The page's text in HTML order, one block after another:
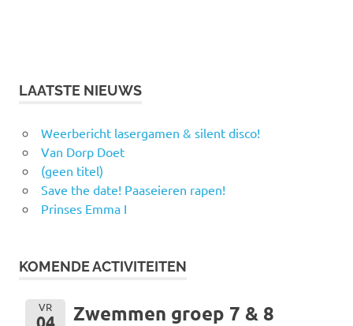
LAATSTE NIEUWS
Weerbericht lasergamen & silent disco!
Van Dorp Doet
(geen titel)
Save the date! Paaseieren rapen!
Prinses Emma I
KOMENDE ACTIVITEITEN
VR
04 Zwemmen groep 7 & 8